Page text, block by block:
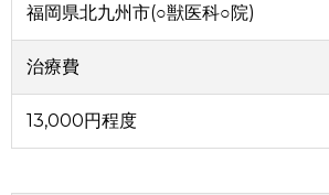
福岡県北九州市(○獣医科○院)
治療費
13,000円程度